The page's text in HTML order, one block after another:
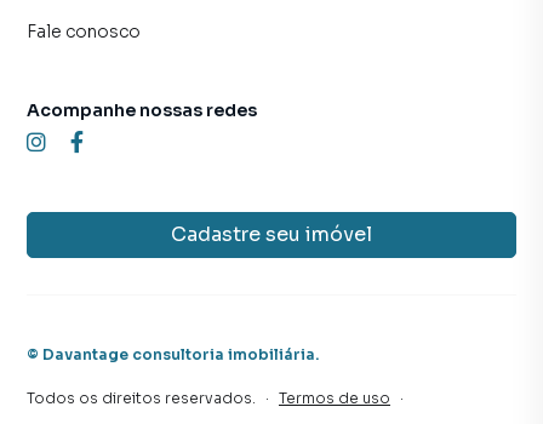
Fale conosco
Cadastre seu imóvel
Acompanhe nossas redes
© Davantage consultoria imobiliária.
Todos os direitos reservados. · Termos de uso ·